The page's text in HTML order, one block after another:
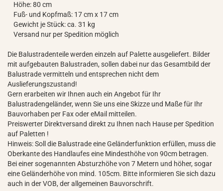
Höhe: 80 cm
Fuß- und Kopfmaß: 17 cm x 17 cm
Gewicht je Stück: ca. 31 kg
Versand nur per Spedition möglich
Die Balustradenteile werden einzeln auf Palette ausgeliefert. Bilder
mit aufgebauten Balustraden, sollen dabei nur das Gesamtbild der
Balustrade vermitteln und entsprechen nicht dem
Auslieferungszustand!
Gern erarbeiten wir Ihnen auch ein Angebot für Ihr
Balustradengeländer, wenn Sie uns eine Skizze und Maße für Ihr
Bauvorhaben per Fax oder eMail mitteilen.
Preiswerter Direktversand direkt zu Ihnen nach Hause per Spedition
auf Paletten !
Hinweis: Soll die Balustrade eine Geländerfunktion erfüllen, muss die
Oberkante des Handlaufes eine Mindesthöhe von 90cm betragen.
Bei einer sogenannten Absturzhöhe von 7 Metern und höher, sogar
eine Geländerhöhe von mind. 105cm. Bitte informieren Sie sich dazu
auch in der VOB, der allgemeinen Bauvorschrift.